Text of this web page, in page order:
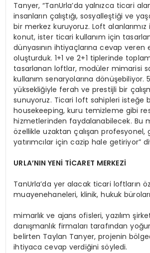
Tanyer, “TanUrla’da yalnızca ticari
insanların çalıştığı, sosyalleştiği ve
bir merkez kuruyoruz. Loft
konut, ister ticari kullanım için
dünyasının ihtiyaçlarına cevap veren
oluşturduk. 1+1 ve 2+1 tiplerinde
tasarlanan loftlar, modüler mimarisi
kullanım senaryolarına
yüksekliğiyle ferah ve prestijli bir
sunuyoruz. Ticari loft sahipleri isteğe
housekeeping, kuru temizleme gibi
hizmetlerinden faydalanabilecek. Bu
özellikle uzaktan çalışan profesyonel,
yatırımcılar için cazip hale getiriyor”
URLA’NIN YENİ TİCARET MERKEZİ
TanUrla’da yer alacak ticari loftların
muayenehaneleri, klinik, hukuk
mimarlık ve ajans ofisleri, yazılım
danışmanlık firmaları tarafından
belirten Taylan Tanyer, projenin
ihtiyaca cevap verdiğini söyledi.